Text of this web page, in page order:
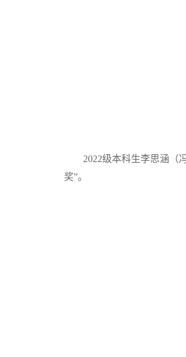
2022级本科生李思涵（
奖”。